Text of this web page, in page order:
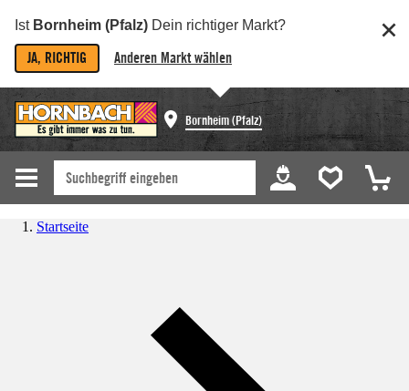
Ist Bornheim (Pfalz) Dein richtiger Markt?
JA, RICHTIG Anderen Markt wählen
Bornheim (Pfalz)
Startseite